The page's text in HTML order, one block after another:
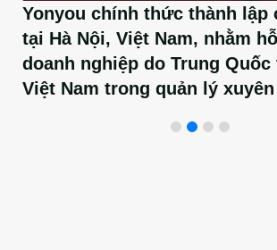
Yonyou chính thức thành lập
tại Hà Nội, Việt Nam, nhằm
doanh nghiệp do Trung
Việt Nam trong quản lý